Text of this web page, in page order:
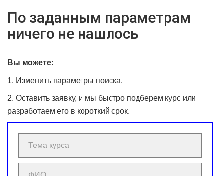
По заданным параметрам
ничего не нашлось
Вы можете:
1. Изменить параметры поиска.
2. Оставить заявку, и мы быстро подберем курс или
разработаем его в короткий срок.